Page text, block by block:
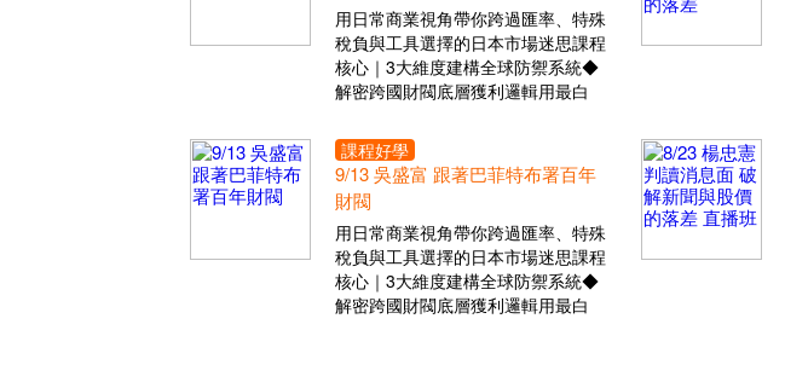
用日常商業視角帶你跨過匯率、特殊
稅負與工具選擇的日本市場迷思課程
核心｜3大維度建構全球防禦系統◆
解密跨國財閥底層獲利邏輯用最白
課程好學
9/13 吳盛富 跟著巴菲特布署百年
財閥
用日常商業視角帶你跨過匯率、特殊
稅負與工具選擇的日本市場迷思課程
核心｜3大維度建構全球防禦系統◆
解密跨國財閥底層獲利邏輯用最白